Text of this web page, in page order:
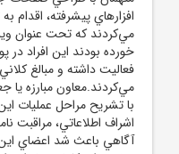
افزارهاي پيشرفته، اقدام
مي‌کردند که تحت عنوان
خورده بودند اين افراد در
فعاليت داشته و مبالغ
مي‌کردند.معاون مبارزه يا
با تشريح مراحل عمليات
اشراف اطلاعاتي،
آگاهي باعث شد اعضاي